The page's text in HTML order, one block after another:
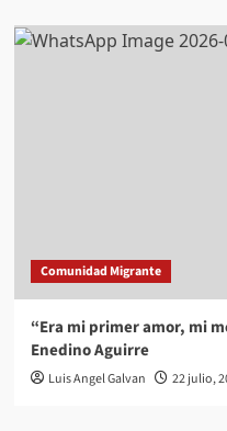
Comunidad Migrante
“Era mi primer amor, mi
Enedino Aguirre
Luis Angel Galvan 22 julio,